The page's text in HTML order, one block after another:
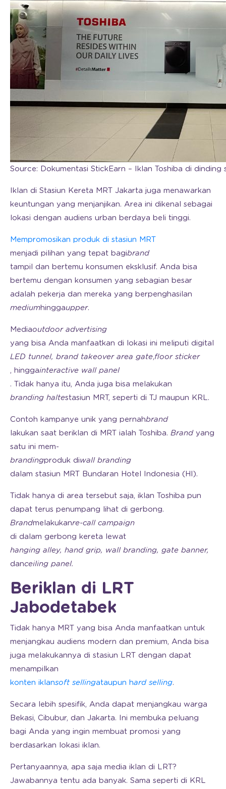
Source: Dokumentasi StickEarn – Iklan Toshiba di dinding
Iklan di Stasiun Kereta MRT Jakarta juga menawarkan
keuntungan yang menjanjikan. Area ini dikenal sebagai
lokasi dengan audiens urban berdaya beli tinggi.
Mempromosikan produk di stasiun MRT
menjadi pilihan yang tepat bagibrand
tampil dan bertemu konsumen eksklusif. Anda bisa
bertemu dengan konsumen yang sebagian besar
adalah pekerja dan mereka yang berpenghasilan
mediumhinggaupper.
Mediaoutdoor advertising
yang bisa Anda manfaatkan di lokasi ini meliputi digital
LED tunnel, brand takeover area gate,floor sticker
, hinggainteractive wall panel
. Tidak hanya itu, Anda juga bisa melakukan
branding haltestasiun MRT, seperti di TJ maupun KRL.
Contoh kampanye unik yang pernahbrand
lakukan saat beriklan di MRT ialah Toshiba. Brand yang
satu ini mem-
brandingproduk diwall branding
dalam stasiun MRT Bundaran Hotel Indonesia (HI).
Tidak hanya di area tersebut saja, iklan Toshiba pun
dapat terus penumpang lihat di gerbong.
Brandmelakukanre-call campaign
di dalam gerbong kereta lewat
hanging alley, hand grip, wall branding, gate banner,
danceiling panel.
Beriklan di LRT
Jabodetabek
Tidak hanya MRT yang bisa Anda manfaatkan untuk
menjangkau audiens modern dan premium, Anda bisa
juga melakukannya di stasiun LRT dengan dapat
menampilkan
konten iklansoft sellingataupun hard selling.
Secara lebih spesifik, Anda dapat menjangkau warga
Bekasi, Cibubur, dan Jakarta. Ini membuka peluang
bagi Anda yang ingin membuat promosi yang
berdasarkan lokasi iklan.
Pertanyaannya, apa saja media iklan di LRT?
Jawabannya tentu ada banyak. Sama seperti di KRL